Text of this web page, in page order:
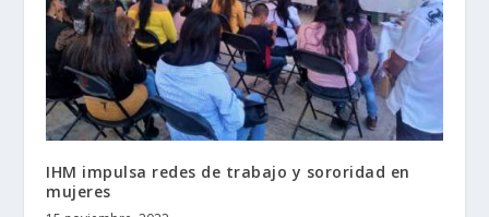
IHM impulsa redes de trabajo y sororidad en
mujeres